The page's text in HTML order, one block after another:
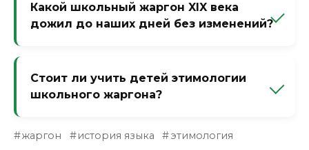
блеснуть — скажите «ты сегодня прямо
бонсюжешка». Эффект будет как от фразы
Какой школьный жаргон XIX века
дожил до наших дней без изменений?
«невыученный урок» (от болван — чурбан,
пустая голова). Печально, но эти слова
Стоит ли учить детей этимологии
школьного жаргона?
интерес к истории. Ребёнок узнаёт, что
жаргон история языка этимология